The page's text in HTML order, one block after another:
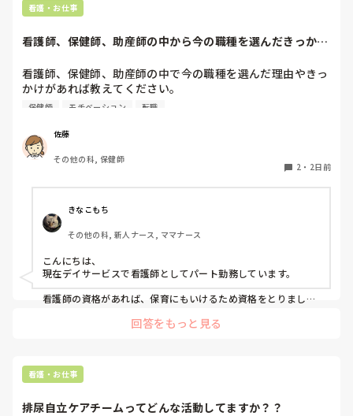
看護・お仕事
看護師、保健師、助産師の中から今の職種を選んだきっかけ
看護師、保健師、助産師の中で今の職種を選んだ理由やきっ
かけがあれば教えてください。
私は「医療職以外の方と関わり、知見を増やしたい」という
差し支えない範囲で皆さんの志したきっかけや思いをお聞か
せください！
保健師 モチベーション 転職
佐藤
その他の科, 保健師
2 ・ 2日前
きなこもち
その他の科, 新人ナース, ママナース
こんにちは、
現在デイサービスで看護師としてパート勤務しています。
看護師の資格があれば、保育にもいけるため資格をとりまし
その時は保育士の資格は独学で取得途中だったので。。(今は両
子ども達の家族が重い癌で、、、
当時私に医療の知識があればもっと寄り添えたのではと思った
回答をもっと見る
看護・お仕事
排尿自立ケアチームってどんな活動してますか？？